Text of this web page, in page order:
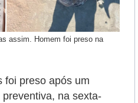
assim. Homem foi preso na
foi preso após um
na sexta-